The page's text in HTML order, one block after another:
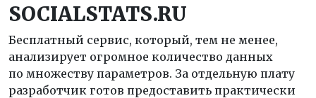
SOCIALSTATS.RU
Бесплатный сервис, который, тем не менее,
анализирует огромное количество данных
по множеству параметров. За отдельную плату
разработчик готов предоставить практически